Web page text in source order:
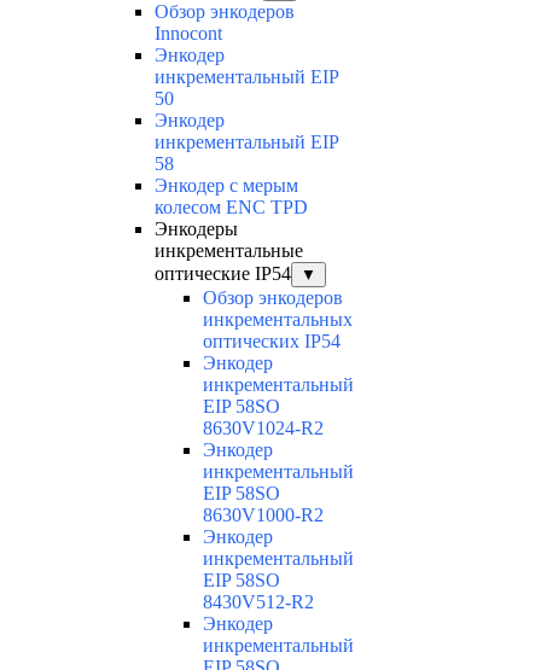
Обзор энкодеров
Innocont
Энкодер
инкрементальный EIP
50
Энкодер
инкрементальный EIP
58
Энкодер с мерым
колесом ENC TPD
Энкодеры
инкрементальные
оптические IP54
▼
Обзор энкодеров
инкрементальных
оптических IP54
Энкодер
инкрементальный
EIP 58SO
8630V1024-R2
Энкодер
инкрементальный
EIP 58SO
8630V1000-R2
Энкодер
инкрементальный
EIP 58SO
8430V512-R2
Энкодер
инкрементальный